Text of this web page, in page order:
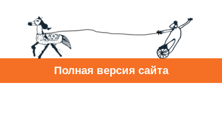
Полная версия сайта